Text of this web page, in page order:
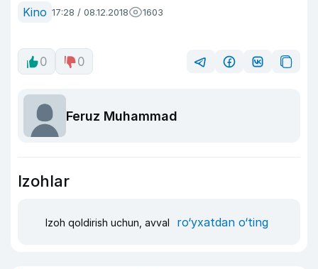
Kino 17:28 / 08.12.2018 1603
0 0
Feruz Muhammad
Izohlar
Izoh qoldirish uchun, avval ro‘yxatdan o‘ting